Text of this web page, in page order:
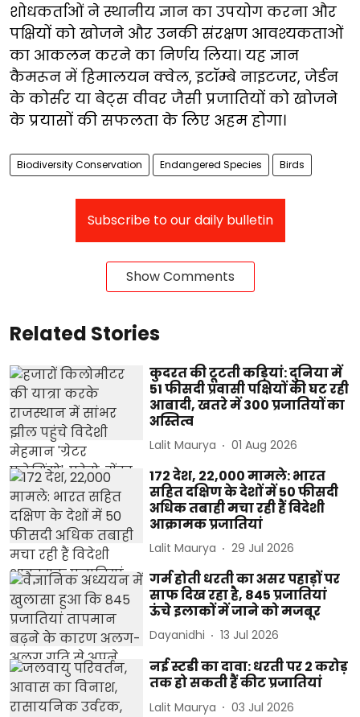
शोधकर्ताओं ने स्थानीय ज्ञान का उपयोग करना और
पक्षियों को खोजने और उनकी संरक्षण आवश्यकताओं
का आकलन करने का निर्णय लिया। यह ज्ञान
कैमरून में हिमालयन क्वेल, इटॉम्बे नाइटजर, जेर्डन
के कोर्सर या बेट्स वीवर जैसी प्रजातियों को खोजने
के प्रयासों की सफलता के लिए अहम होगा।
Biodiversity Conservation Endangered Species Birds
Subscribe to our daily bulletin
Show Comments
Related Stories
कुदरत की टूटती कड़ियां: दुनिया में
51 फीसदी प्रवासी पक्षियों की घट रही
आबादी, खतरे में 300 प्रजातियों का
अस्तित्व
Lalit Maurya 01 Aug 2026
172 देश, 22,000 मामले: भारत
सहित दक्षिण के देशों में 50 फीसदी
अधिक तबाही मचा रही हैं विदेशी
आक्रामक प्रजातियां
Lalit Maurya 29 Jul 2026
गर्म होती धरती का असर पहाड़ों पर
साफ दिख रहा है, 845 प्रजातियां
ऊंचे इलाकों में जाने को मजबूर
Dayanidhi 13 Jul 2026
नई स्टडी का दावा: धरती पर 2 करोड़
तक हो सकती हैं कीट प्रजातियां
Lalit Maurya 03 Jul 2026